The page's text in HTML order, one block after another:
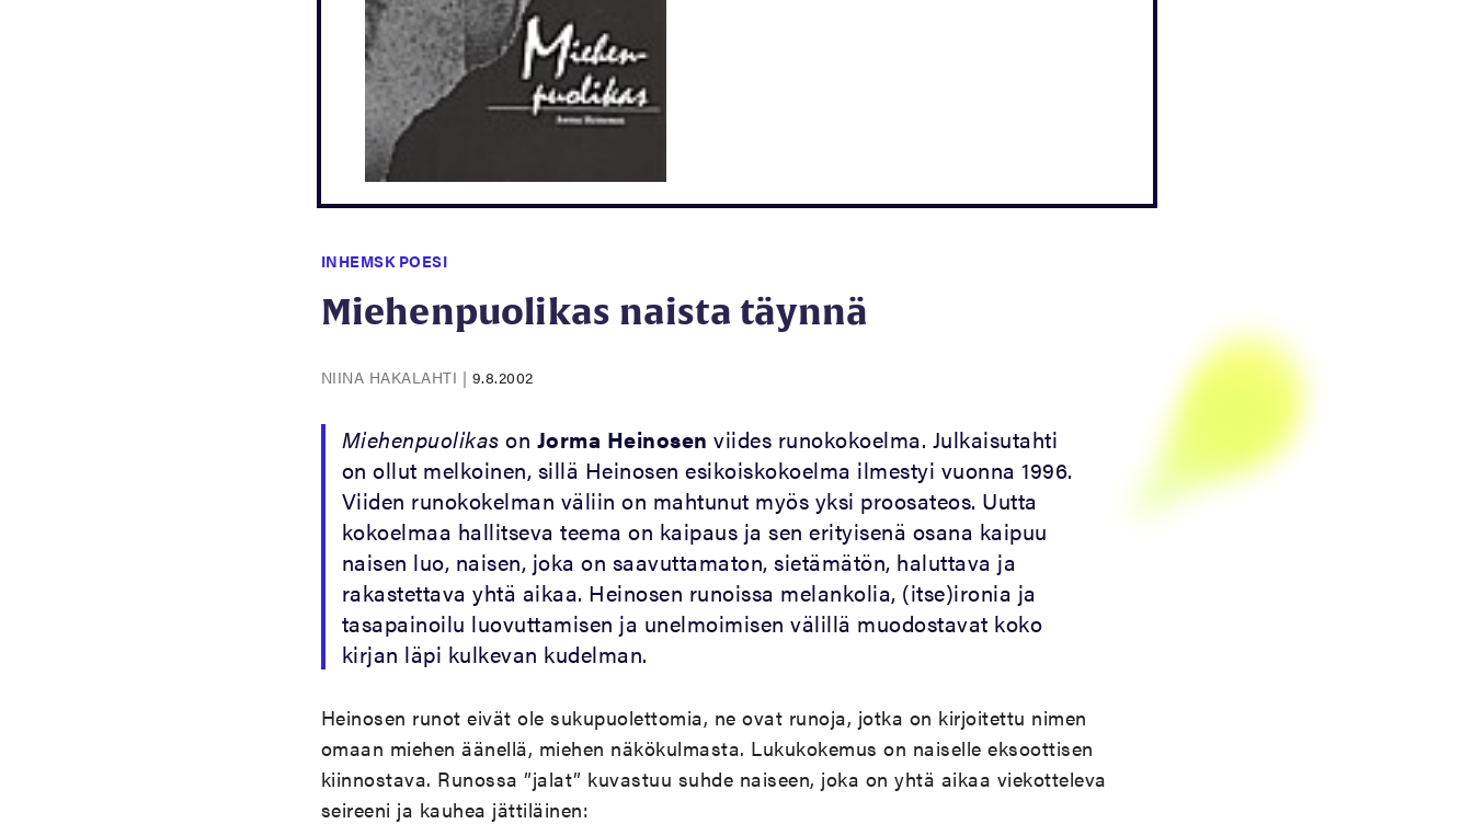
INHEMSK POESI
Miehenpuolikas naista täynnä
NIINA HAKALAHTI | 9.8.2002
Miehenpuolikas on Jorma Heinosen viides runokokoelma. Julkaisutahti
on ollut melkoinen, sillä Heinosen esikoiskokoelma ilmestyi vuonna 1996.
Viiden runokokelman väliin on mahtunut myös yksi proosateos. Uutta
kokoelmaa hallitseva teema on kaipaus ja sen erityisenä osana kaipuu
naisen luo, naisen, joka on saavuttamaton, sietämätön, haluttava ja
rakastettava yhtä aikaa. Heinosen runoissa melankolia, (itse)ironia ja
tasapainoilu luovuttamisen ja unelmoimisen välillä muodostavat koko
kirjan läpi kulkevan kudelman.
Heinosen runot eivät ole sukupuolettomia, ne ovat runoja, jotka on kirjoitettu nimen
omaan miehen äänellä, miehen näkökulmasta. Lukukokemus on naiselle eksoottisen
kiinnostava. Runossa ”jalat” kuvastuu suhde naiseen, joka on yhtä aikaa viekotteleva
seireeni ja kauhea jättiläinen: